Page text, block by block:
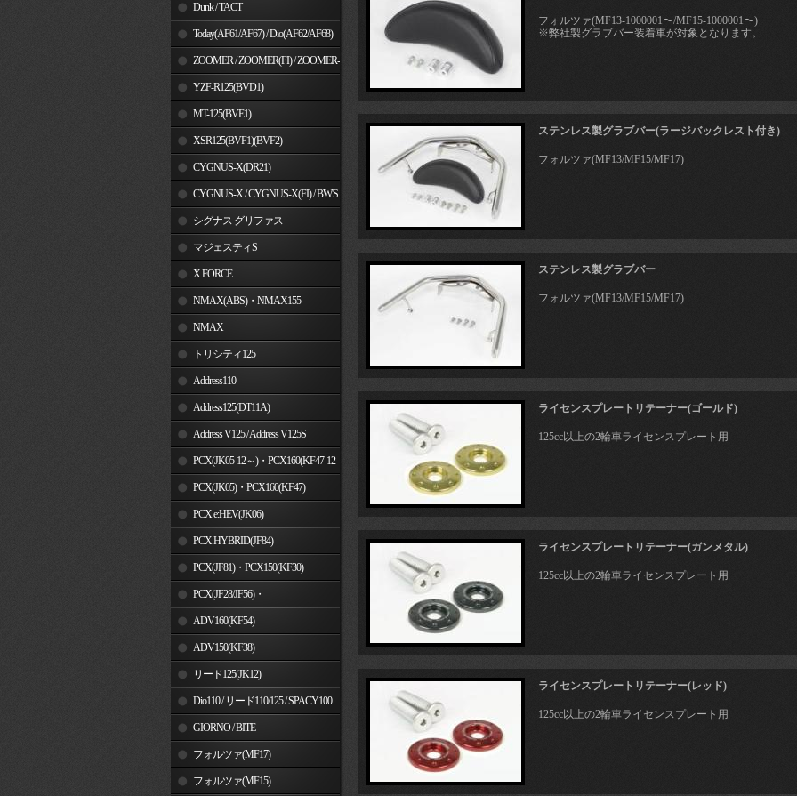
Dunk / TACT
Today(AF61/AF67) / Dio(AF62/AF68)
ZOOMER / ZOOMER(FI) / ZOOMER-
YZF-R125(BVD1)
MT-125(BVE1)
XSR125(BVF1)(BVF2)
CYGNUS-X(DR21)
CYGNUS-X / CYGNUS-X(FI) / BW'S
125 シグナス グリファス
マジェスティS
X FORCE
NMAX(ABS)・NMAX155
NMAX
トリシティ125
Address110
Address125(DT11A)
Address V125 / Address V125S
PCX(JK05-12～)・PCX160(KF47-12
～) PCX(JK05)・PCX160(KF47)
PCX e:HEV(JK06)
PCX HYBRID(JF84)
PCX(JF81)・PCX150(KF30)
PCX(JF28/JF56)・
PCX150(KF12/KF18)
ADV160(KF54)
ADV150(KF38)
リード125(JK12)
Dio110 / リード110/125 / SPACY100
GIORNO / BITE
フォルツァ(MF17)
フォルツァ(MF15)
フォルツァ(MF13-1000001〜/MF15-1000001〜)
※弊社製グラブバー装着車が対象となります。
ステンレス製グラブバー(ラージバックレスト付き)
フォルツァ(MF13/MF15/MF17)
ステンレス製グラブバー
フォルツァ(MF13/MF15/MF17)
ライセンスプレートリテーナー(ゴールド)
125cc以上の2輪車ライセンスプレート用
ライセンスプレートリテーナー(ガンメタル)
125cc以上の2輪車ライセンスプレート用
ライセンスプレートリテーナー(レッド)
125cc以上の2輪車ライセンスプレート用